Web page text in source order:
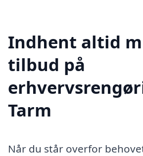
Indhent altid
tilbud på
Tarm
Når du står overfor